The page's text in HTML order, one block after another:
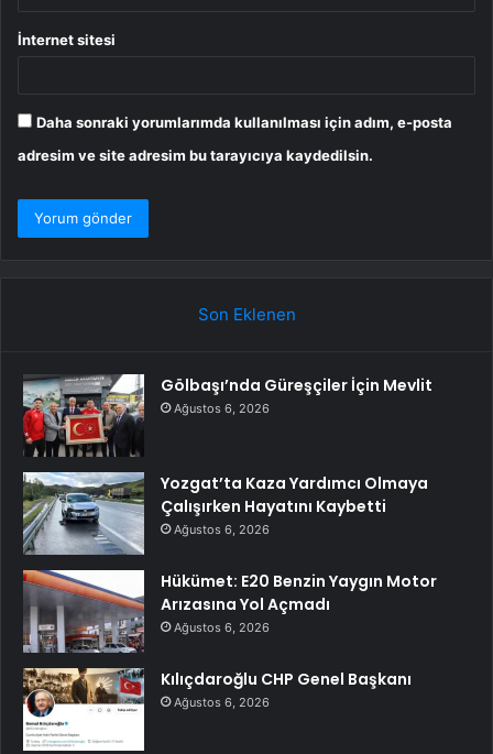
İnternet sitesi
Daha sonraki yorumlarımda kullanılması için adım, e-posta
adresim ve site adresim bu tarayıcıya kaydedilsin.
Son Eklenen
Gölbaşı’nda Güreşçiler İçin Mevlit
Ağustos 6, 2026
Yozgat’ta Kaza Yardımcı Olmaya
Çalışırken Hayatını Kaybetti
Ağustos 6, 2026
Hükümet: E20 Benzin Yaygın Motor
Arızasına Yol Açmadı
Ağustos 6, 2026
Kılıçdaroğlu CHP Genel Başkanı
Ağustos 6, 2026